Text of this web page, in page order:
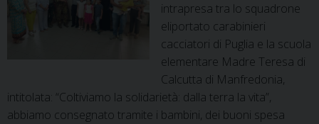
intrapresa tra lo squadrone
eliportato carabinieri
cacciatori di Puglia e la scuola
elementare Madre Teresa di
Calcutta di Manfredonia,
intitolata: “Coltiviamo la solidarietà: dalla terra la vita”,
abbiamo consegnato tramite i bambini, dei buoni spesa